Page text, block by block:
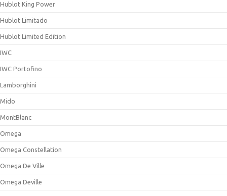
Hublot King Power
Hublot Limitado
Hublot Limited Edition
IWC
IWC Portofino
Lamborghini
Mido
MontBlanc
Omega
Omega Constellation
Omega De Ville
Omega Deville